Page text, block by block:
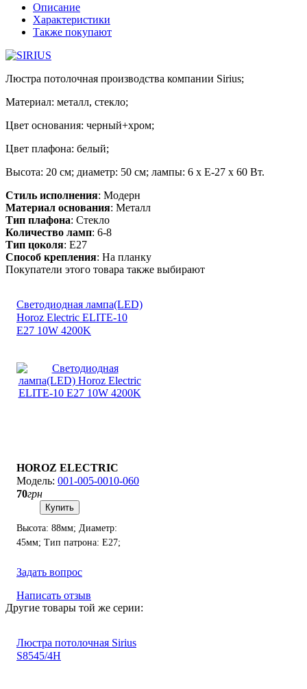
Описание
Характеристики
Также покупают
Люстра потолочная производства компании Sirius;
Материал: металл, стекло;
Цвет основания: черный+хром;
Цвет плафона: белый;
Высота: 20 см; диаметр: 50 см; лампы: 6 х Е-27 х 60 Вт.
Стиль исполнения: Модерн
Материал основания: Металл
Тип плафона: Стекло
Количество ламп: 6-8
Тип цоколя: E27
Способ крепления: На планку
Покупатели этого товара также выбирают
Светодиодная лампа(LED)
Horoz Electric ELITE-10
E27 10W 4200K
HOROZ ELECTRIC
001-005-0010-060
70грн
Купить
Высота: 88мм; Диаметр:
45мм; Тип патрона: E27;
Задать вопрос
Написать отзыв
Другие товары той же серии:
Люстра потолочная Sirius
S8545/4H